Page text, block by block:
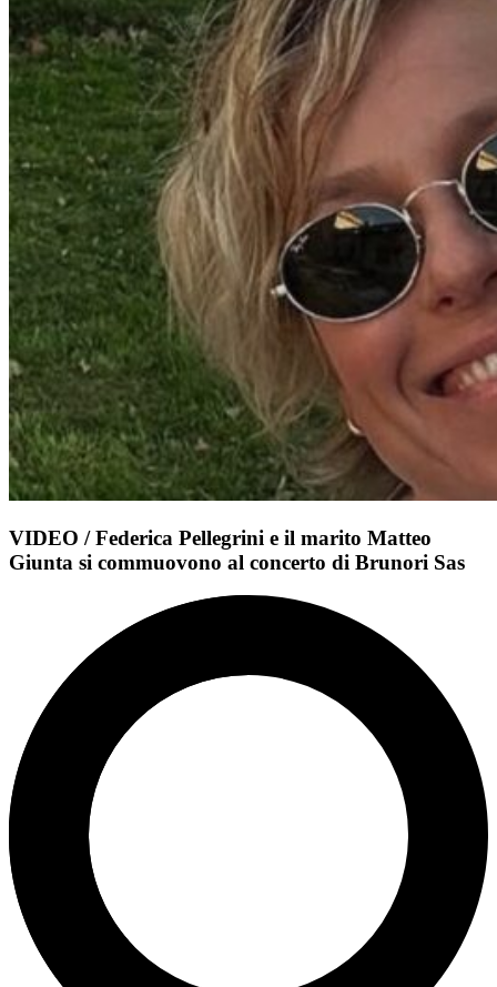
VIDEO / Federica Pellegrini e il marito Matteo
Giunta si commuovono al concerto di Brunori Sas